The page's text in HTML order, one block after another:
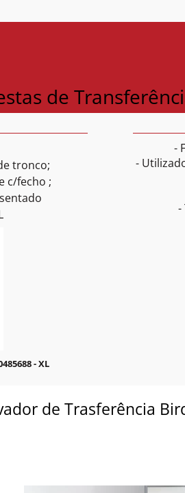
de
tronco;
c/fecho ;
- XL
-
-
-
de Trasferência